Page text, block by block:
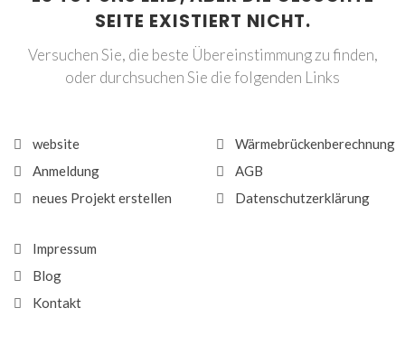
SEITE EXISTIERT NICHT.
Versuchen Sie, die beste Übereinstimmung zu finden,
oder durchsuchen Sie die folgenden Links
website
Anmeldung
neues Projekt erstellen
Wärmebrückenberechnung
AGB
Datenschutzerklärung
Impressum
Blog
Kontakt